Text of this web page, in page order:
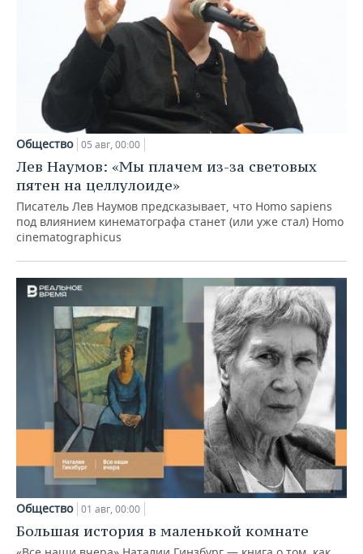
Общество 05 авг, 00:00
Лев Наумов: «Мы плачем из-за световых
пятен на целлулоиде»
Писатель Лев Наумов предсказывает, что Homo sapiens
под влиянием кинематографа станет (или уже стал) Homo
cinematographicus
Общество 01 авг, 00:00
Большая история в маленькой комнате